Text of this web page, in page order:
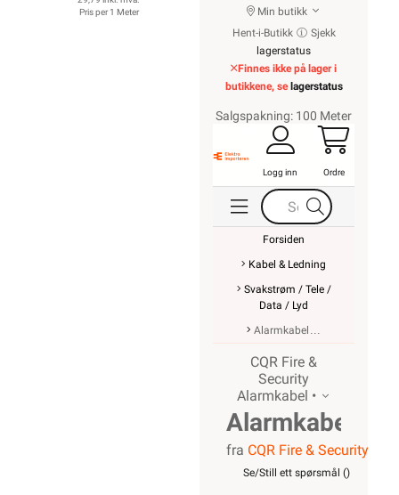
Pris per 1 Meter
Min butikk
Hent-i-Butikk
Sjekk
lagerstatus
Finnes ikke på lager i
butikkene, se lagerstatus
Salgspakning: 100 Meter
Logg inn Ordre
Forsiden
Kabel & Ledning
Svakstrøm / Tele /
Data / Lyd
Alarmkabel
CQR Fire &
Security
Alarmkabel •
Alarmkabel
skjermet,
fra CQR Fire & Security
Se/Still ett spørsmål ()